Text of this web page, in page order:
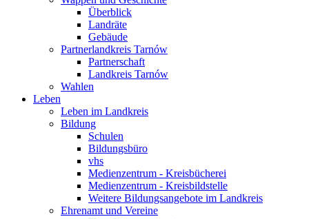
Überblick
Landräte
Gebäude
Partnerlandkreis Tarnów
Partnerschaft
Landkreis Tarnów
Wahlen
Leben
Leben im Landkreis
Bildung
Schulen
Bildungsbüro
vhs
Medienzentrum - Kreisbücherei
Medienzentrum - Kreisbildstelle
Weitere Bildungsangebote im Landkreis
Ehrenamt und Vereine